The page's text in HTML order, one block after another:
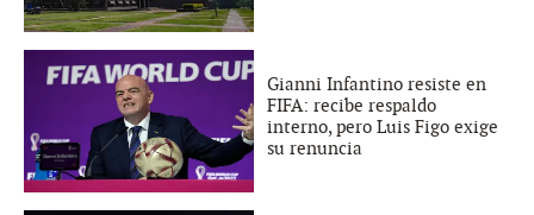
Gianni Infantino resiste en
FIFA: recibe respaldo
interno, pero Luis Figo exige
su renuncia